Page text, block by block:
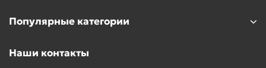
Популярные категории
Наши контакты